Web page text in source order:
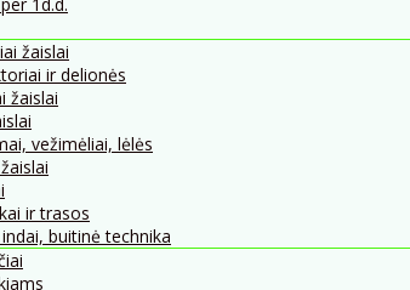
žaislai
ir delionės
žaislai
vežimėliai, lėlės
ir trasos
buitinė technika